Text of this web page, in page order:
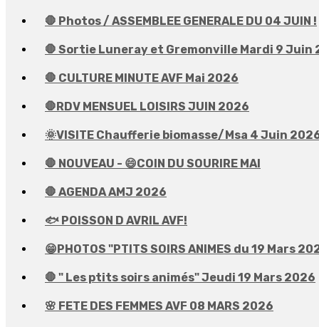
🛑 Photos / ASSEMBLEE GENERALE DU 04 JUIN !
🛑 Sortie Luneray et Gremonville Mardi 9 Juin
🛑 CULTURE MINUTE AVF Mai 2026
🛑RDV MENSUEL LOISIRS JUIN 2026
🌞VISITE Chaufferie biomasse/Msa 4 Juin
🛑 NOUVEAU - 😄COIN DU SOURIRE MAI
🛑 AGENDA AMJ 2026
🐟 POISSON D AVRIL AVF!
😁PHOTOS "PTITS SOIRS ANIMES du 19 Mars
🛑 " Les ptits soirs animés" Jeudi 19 Mars 2026
🌸 FETE DES FEMMES AVF 08 MARS 2026